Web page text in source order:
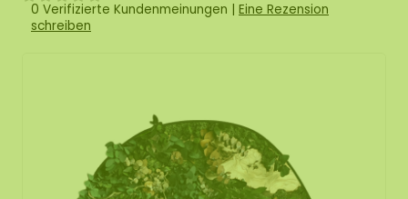
0 Verifizierte Kundenmeinungen | Eine Rezension
schreiben